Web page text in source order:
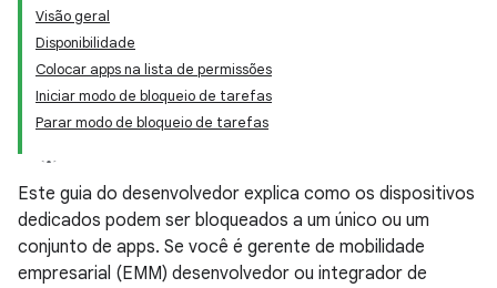
Visão geral
Disponibilidade
Colocar apps na lista de permissões
Iniciar modo de bloqueio de tarefas
Parar modo de bloqueio de tarefas
Este guia do desenvolvedor explica como os dispositivos
dedicados podem ser bloqueados a um único ou um
conjunto de apps. Se você é gerente de mobilidade
empresarial (EMM) desenvolvedor ou integrador de